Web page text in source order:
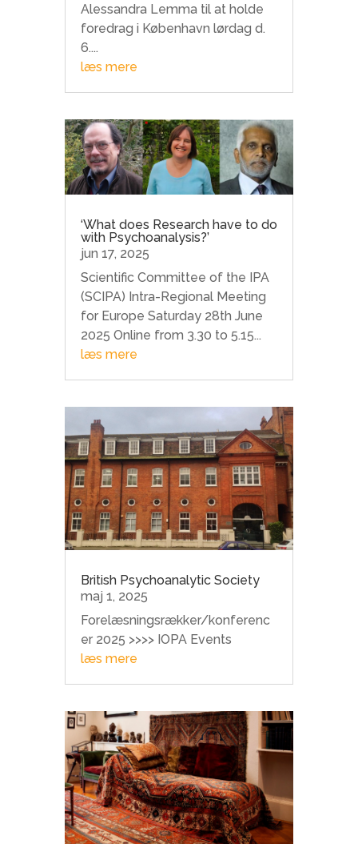
Alessandra Lemma til at holde
foredrag i København lørdag d.
6....
læs mere
‘What does Research have to do
with Psychoanalysis?’
jun 17, 2025
Scientific Committee of the IPA
(SCIPA) Intra-Regional Meeting
for Europe Saturday 28th June
2025 Online from 3.30 to 5.15...
læs mere
British Psychoanalytic Society
maj 1, 2025
Forelæsningsrækker/konferenc
er 2025 >>>> IOPA Events
læs mere